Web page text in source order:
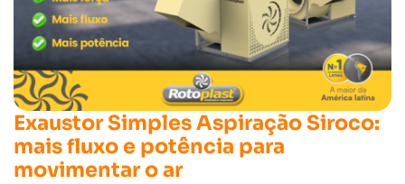
Exaustor Simples Aspiração Siroco:
mais fluxo e potência para
movimentar o ar